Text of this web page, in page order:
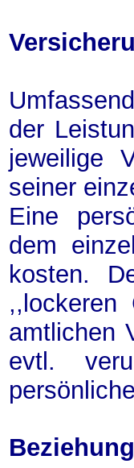
der
jeweilige
seiner
Eine
dem
kosten.
,,lockeren
amtlichen
evtl.